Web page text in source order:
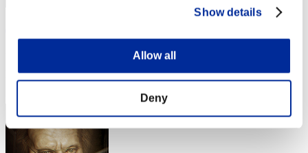
Show details
Allow all
Deny
Posizione